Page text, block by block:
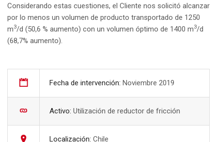
Considerando estas cuestiones, el Cliente nos solicitó alcanzar
por lo menos un volumen de producto transportado de 1250
m3/d (50,6 % aumento) con un volumen óptimo de 1400 m3/d
(68,7% aumento).
Fecha de intervención: Noviembre 2019
Activo: Utilización de reductor de fricción
Localización: Chile